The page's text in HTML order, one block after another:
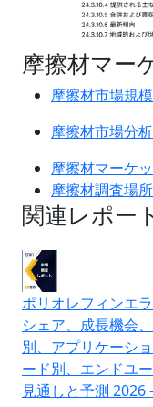
摩擦材マー
摩擦材市場規模
摩擦材市場分析
摩擦材マーケ
摩擦材調査場所
関連レポー
ポリオレフィンエ
シェア、成長機会
別、アプリケーシ
ード別、エンドユ
見通しと予測 2026